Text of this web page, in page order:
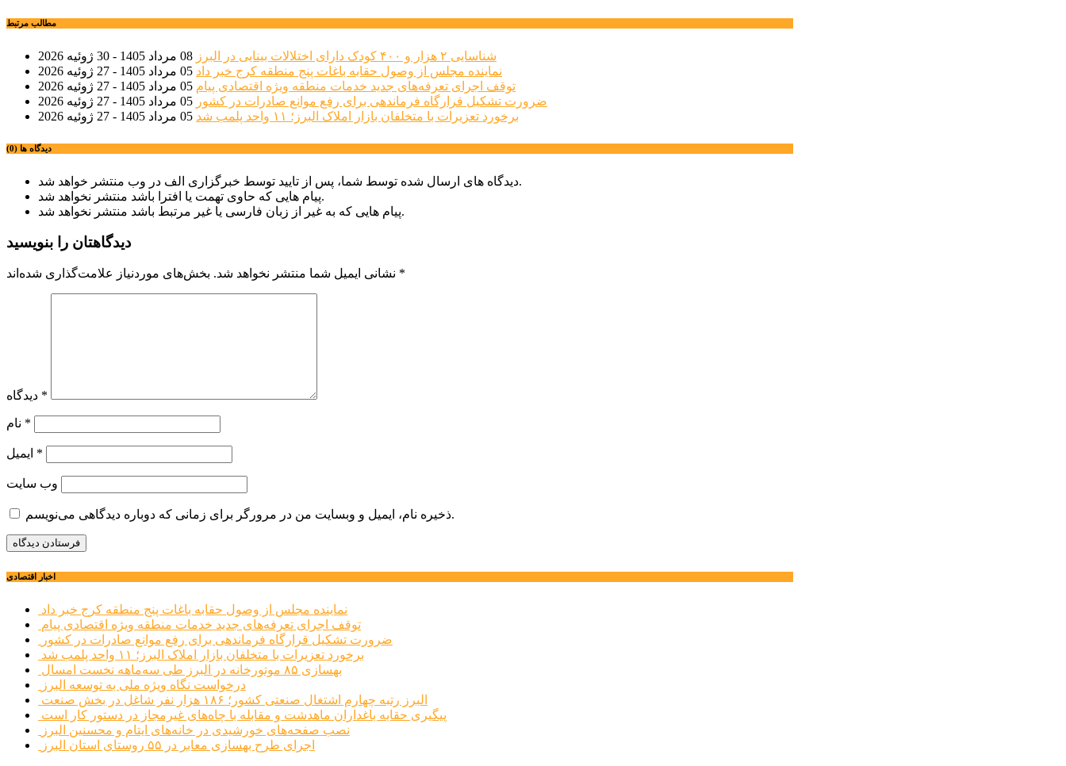
مطالب مرتبط
شناسایی ۲ هزار و ۴۰۰ کودک دارای اختلالات بینایی در البرز
08 مرداد 1405 - 30 ژوئیه 2026
نماینده مجلس از وصول حقابه باغات پنج منطقه کرج خبر داد 05 مرداد 1405 - 27 ژوئیه 2026
توقف اجرای تعرفه‌های جدید خدمات منطقه ویژه اقتصادی پیام 05 مرداد 1405 - 27 ژوئیه 2026
ضرورت تشکیل قرارگاه فرماندهی برای رفع موانع صادرات در کشور 05 مرداد 1405 - 27 ژوئیه 2026
برخورد تعزیرات با متخلفان بازار املاک البرز؛ ۱۱ واحد پلمب شد
05 مرداد 1405 - 27 ژوئیه 2026
دیدگاه ها (0)
دیدگاه های ارسال شده توسط شما، پس از تایید توسط خبرگزاری الف در وب منتشر خواهد شد.
پیام هایی که حاوی تهمت یا افترا باشد منتشر نخواهد شد.
پیام هایی که به غیر از زبان فارسی یا غیر مرتبط باشد منتشر نخواهد شد.
دیدگاهتان را بنویسید
نشانی ایمیل شما منتشر نخواهد شد. *
*
*
*
وب‌ سایت
ذخیره نام، ایمیل و وبسایت من در مرورگر برای زمانی که دوباره دیدگاهی می‌نویسم.
اخبار اقتصادی
نماینده مجلس از وصول حقابه باغات پنج منطقه کرج خبر داد
توقف اجرای تعرفه‌های جدید خدمات منطقه ویژه اقتصادی پیام
ضرورت تشکیل قرارگاه فرماندهی برای رفع موانع صادرات در کشور
برخورد تعزیرات با متخلفان بازار املاک البرز؛ ۱۱ واحد پلمب شد
بهسازی ۸۵ موتورخانه در البرز طی سه‌ماهه نخست امسال
درخواست نگاه ویژه ملی به توسعه البرز
البرز رتبه چهارم اشتغال صنعتی کشور؛ ۱۸۶ هزار نفر شاغل در بخش صنعت
پیگیری حقابه باغداران ماهدشت و مقابله با چاه‌های غیرمجاز در دستور کار است
نصب صفحه‌های خورشیدی در خانه‌های ایتام و محسنین البرز
اجرای طرح بهسازی معابر در ۵۵ روستای استان البرز